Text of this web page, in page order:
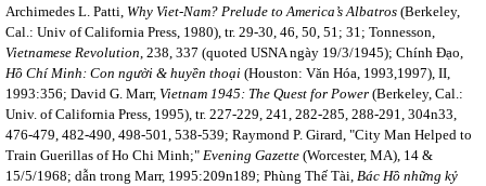
Archimedes L. Patti, Why Viet-Nam? Prelude to America’s Albatros (Berkeley,
Cal.: Univ of California Press, 1980), tr. 29-30, 46, 50, 51; 31; Tonnesson,
Vietnamese Revolution, 238, 337 (quoted USNA ngày 19/3/1945); Chính Đạo,
Hồ Chí Minh: Con người & huyền thoại (Houston: Văn Hóa, 1993,1997), II,
1993:356; David G. Marr, Vietnam 1945: The Quest for Power (Berkeley, Cal.:
Univ. of California Press, 1995), tr. 227-229, 241, 282-285, 288-291, 304n33,
476-479, 482-490, 498-501, 538-539; Raymond P. Girard, "City Man Helped to
Train Guerillas of Ho Chi Minh;" Evening Gazette (Worcester, MA), 14 &
15/5/1968; dẫn trong Marr, 1995:209n189; Phùng Thế Tài, Bác Hồ những kỷ